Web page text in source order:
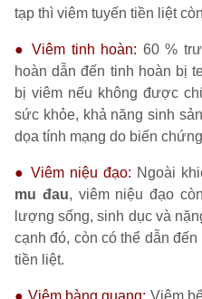
tạp thì viêm tuyến tiền liệt
● Viêm tinh hoàn: 60 %
hoàn dẫn đến tinh hoàn bị
bị viêm nếu không được
sức khỏe, khả năng sinh
dọa tính mạng do biến
● Viêm niệu đạo: Ngoài
mu đau, viêm niệu đạo
lượng sống, sinh dục và
cạnh đó, còn có thể dẫn
tiền liệt.
● Viêm bàng quang: Viêm